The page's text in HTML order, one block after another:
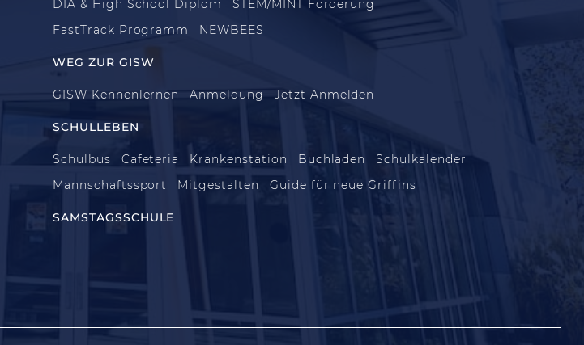
DIA & High School Diplom
STEM/MINT Förderung
FastTrack Programm
NEWBEES
WEG ZUR GISW
GISW Kennenlernen Anmeldung Jetzt Anmelden
SCHULLEBEN
Schulbus Cafeteria Krankenstation Buchladen
Schulkalender
Mannschaftssport
Mitgestalten Guide für neue Griffins
SAMSTAGSSCHULE